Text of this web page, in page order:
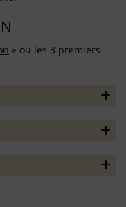
» ou les 3 premiers